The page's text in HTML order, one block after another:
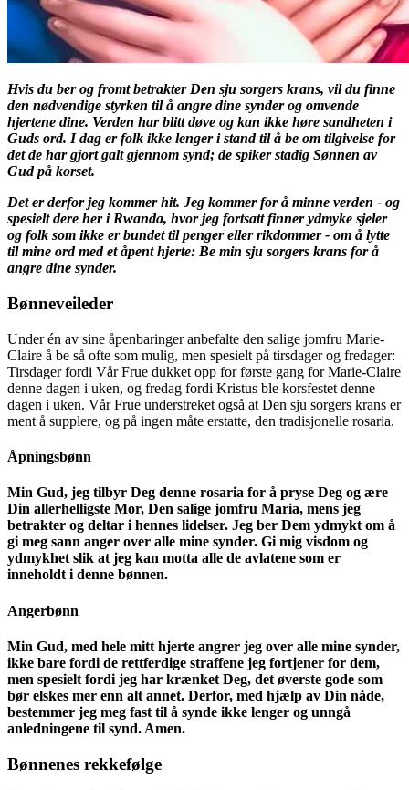
Hvis du ber og fromt betrakter Den sju sorgers krans, vil du finne
den nødvendige styrken til å angre dine synder og omvende
hjertene dine. Verden har blitt døve og kan ikke høre sandheten i
Guds ord. I dag er folk ikke lenger i stand til å be om tilgivelse for
det de har gjort galt gjennom synd; de spiker stadig Sønnen av
Gud på korset.
Det er derfor jeg kommer hit. Jeg kommer for å minne verden - og
spesielt dere her i Rwanda, hvor jeg fortsatt finner ydmyke sjeler
og folk som ikke er bundet til penger eller rikdommer - om å lytte
til mine ord med et åpent hjerte: Be min sju sorgers krans for å
angre dine synder.
Bønneveileder
Under én av sine åpenbaringer anbefalte den salige jomfru Marie-
Claire å be så ofte som mulig, men spesielt på tirsdager og fredager:
Tirsdager fordi Vår Frue dukket opp for første gang for Marie-Claire
denne dagen i uken, og fredag fordi Kristus ble korsfestet denne
dagen i uken. Vår Frue understreket også at Den sju sorgers krans er
ment å supplere, og på ingen måte erstatte, den tradisjonelle rosaria.
Åpningsbønn
Min Gud, jeg tilbyr Deg denne rosaria for å pryse Deg og ære
Din allerhelligste Mor, Den salige jomfru Maria, mens jeg
betrakter og deltar i hennes lidelser. Jeg ber Dem ydmykt om å
gi meg sann anger over alle mine synder. Gi mig visdom og
ydmykhet slik at jeg kan motta alle de avlatene som er
inneholdt i denne bønnen.
Angerbønn
Min Gud, med hele mitt hjerte angrer jeg over alle mine synder,
ikke bare fordi de rettferdige straffene jeg fortjener for dem,
men spesielt fordi jeg har krænket Deg, det øverste gode som
bør elskes mer enn alt annet. Derfor, med hjælp av Din nåde,
bestemmer jeg meg fast til å synde ikke lenger og unngå
anledningene til synd. Amen.
Bønnenes rekkefølge